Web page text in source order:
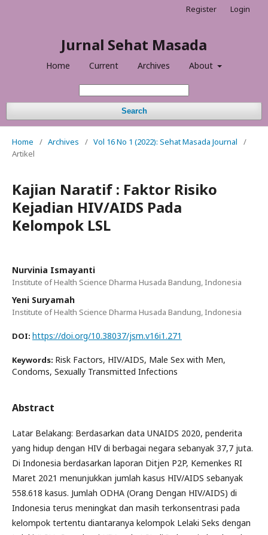
Jurnal Sehat Masada
Home Current Archives About
Search
Register Login
Home / Archives / Vol 16 No 1 (2022): Sehat Masada Journal
/
Artikel
Kajian Naratif : Faktor Risiko
Kejadian HIV/AIDS Pada
Kelompok LSL
Nurvinia Ismayanti
Institute of Health Science Dharma Husada Bandung, Indonesia
Yeni Suryamah
Institute of Health Science Dharma Husada Bandung, Indonesia
DOI: https://doi.org/10.38037/jsm.v16i1.271
Keywords: Risk Factors, HIV/AIDS, Male Sex with Men,
Condoms, Sexually Transmitted Infections
Abstract
Latar Belakang: Berdasarkan data UNAIDS 2020, penderita
yang hidup dengan HIV di berbagai negara sebanyak 37,7 juta.
Di Indonesia berdasarkan laporan Ditjen P2P, Kemenkes RI
Maret 2021 menunjukkan jumlah kasus HIV/AIDS sebanyak
558.618 kasus. Jumlah ODHA (Orang Dengan HIV/AIDS) di
Indonesia terus meningkat dan masih terkonsentrasi pada
kelompok tertentu diantaranya kelompok Lelaki Seks dengan